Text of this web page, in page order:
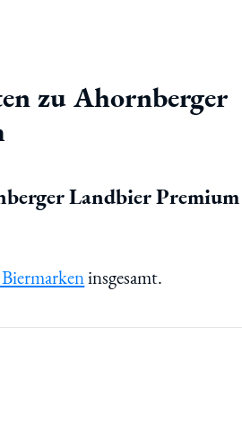
zu Ahornberger
Landbier
insgesamt.